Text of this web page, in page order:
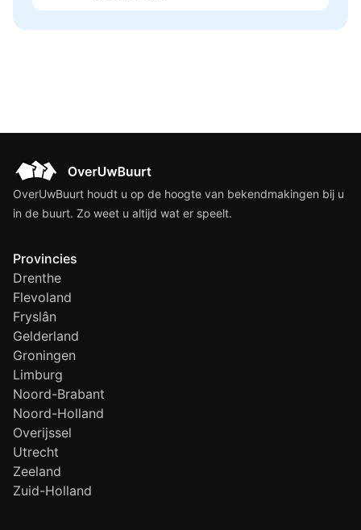
OverUwBuurt houdt u op de hoogte van bekendmakingen bij u
in de buurt. Zo weet u altijd wat er speelt.
Provincies
Drenthe
Flevoland
Fryslân
Gelderland
Groningen
Limburg
Noord-Brabant
Noord-Holland
Overijssel
Utrecht
Zeeland
Zuid-Holland